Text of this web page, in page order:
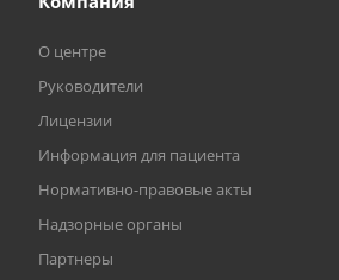
О центре
Руководители
Лицензии
Информация для пациента
Нормативно-правовые акты
Надзорные органы
Партнеры